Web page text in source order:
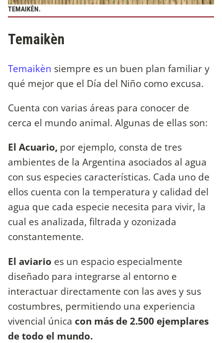
TEMAIKÈN.
Temaikèn
Temaikèn siempre es un buen plan familiar y
qué mejor que el Día del Niño como excusa.
Cuenta con varias áreas para conocer de
cerca el mundo animal. Algunas de ellas son:
El Acuario, por ejemplo, consta de tres
ambientes de la Argentina asociados al agua
con sus especies características. Cada uno de
ellos cuenta con la temperatura y calidad del
agua que cada especie necesita para vivir, la
cual es analizada, filtrada y ozonizada
constantemente.
El aviario es un espacio especialmente
diseñado para integrarse al entorno e
interactuar directamente con las aves y sus
costumbres, permitiendo una experiencia
vivencial única con más de 2.500 ejemplares
de todo el mundo.